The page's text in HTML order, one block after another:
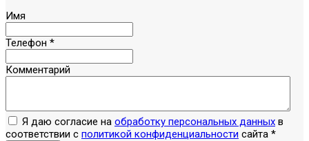
Имя
Телефон *
Комментарий
Я даю согласие на обработку персональных данных в
соответствии с политикой конфиденциальности сайта *